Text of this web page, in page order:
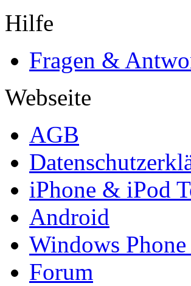
Hilfe
Fragen &
Webseite
AGB
iPhone & iPod
Android
Windows Phone
Forum